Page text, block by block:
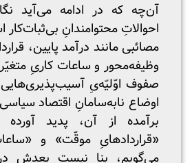
آن‌چه که در ادامه می‌آید
احوالاتِ محتوامندانِ
مصائبی مانند درآمد پایین،
وظیفه‌محور و ساعات کاریِ
صفوف اوّلیّه‌یِ آسیب‌پذیری‌هایی
اوضاع نابه‌سامانِ اقتصاد
برآمده از آن، پدید
«قراردادهایِ موقّت» و
می‌گویم، بنا نیست بعدش